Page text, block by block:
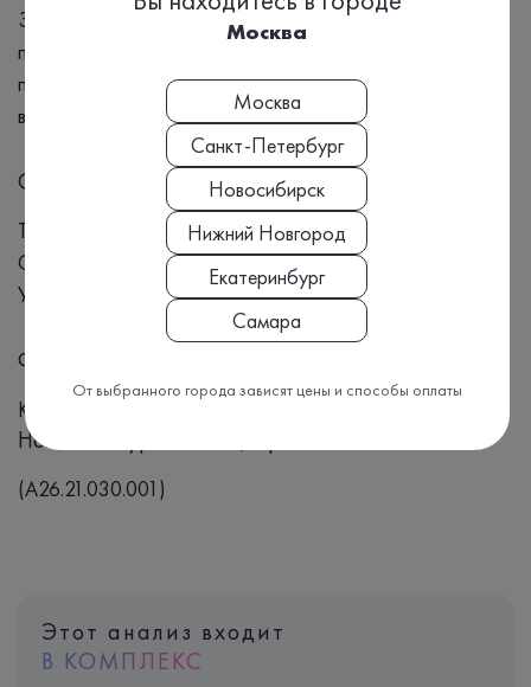
Зуд и жжение Боль при мочеиспускании Боль при
половом акте Покраснение и отек У мужчин может
проявляться воспалением уретры, что приводит к
выделениям и дискомфорту при мочеиспускании.
Синонимы
Trichomonas vaginalis, ДНК трихомонады,
Одноклеточный паразит, Трихомониаз, Цервицит,
Уретрит, Вагинит, Выделения из влагалища
Формат выдачи результата
Качественный
Номенклатура МЗ РФ, Приказ №804н:
(A26.21.030.001)
Этот анализ входит
В КОМПЛЕКС
Москва
Москва
Санкт-Петербург
Новосибирск
Нижний Новгород
Екатеринбург
Самара
От выбранного города зависят цены и способы оплаты